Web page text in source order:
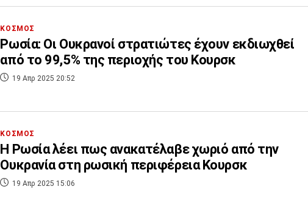
ΚΟΣΜΟΣ
Ρωσία: Οι Ουκρανοί στρατιώτες έχουν εκδιωχθεί
από το 99,5% της περιοχής του Κουρσκ
19 Απρ 2025 20:52
ΚΟΣΜΟΣ
Η Ρωσία λέει πως ανακατέλαβε χωριό από την
Ουκρανία στη ρωσική περιφέρεια Κουρσκ
19 Απρ 2025 15:06